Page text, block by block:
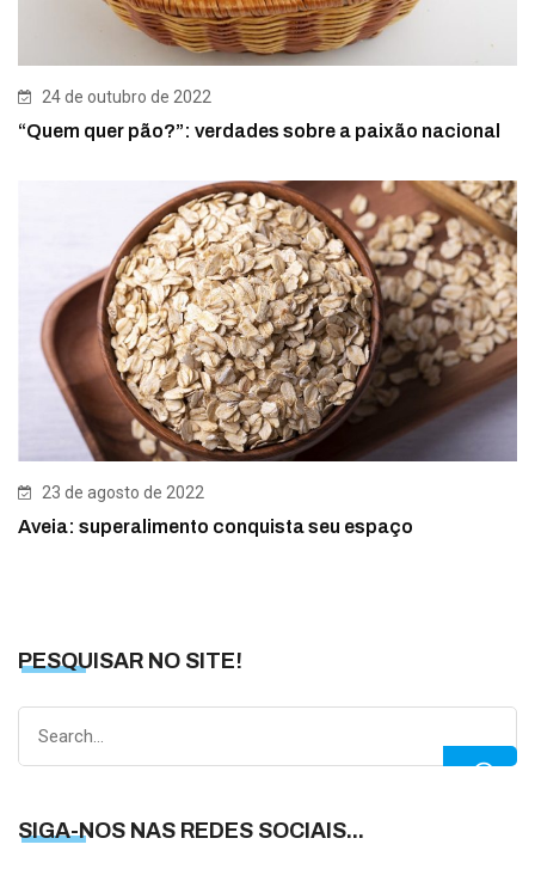
24 de outubro de 2022
“Quem quer pão?”: verdades sobre a paixão nacional
23 de agosto de 2022
Aveia: superalimento conquista seu espaço
PESQUISAR NO SITE!
SIGA-NOS NAS REDES SOCIAIS...